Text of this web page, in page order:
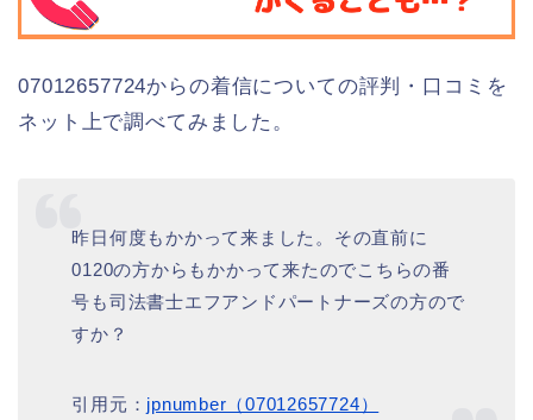
07012657724からの着信についての評判・口コミを
ネット上で調べてみました。
昨日何度もかかって来ました。その直前に
0120の方からもかかって来たのでこちらの番
号も司法書士エフアンドパートナーズの方ので
すか？
引用元： jpnumber（07012657724）